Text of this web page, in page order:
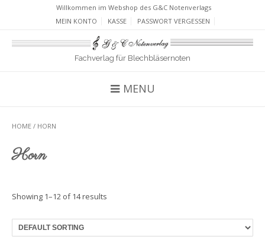
Willkommen im Webshop des G&C Notenverlags
MEIN KONTO
KASSE PASSWORT VERGESSEN
Fachverlag für Blechbläsernoten
MENU
HOME / HORN
Horn
Showing 1–12 of 14 results